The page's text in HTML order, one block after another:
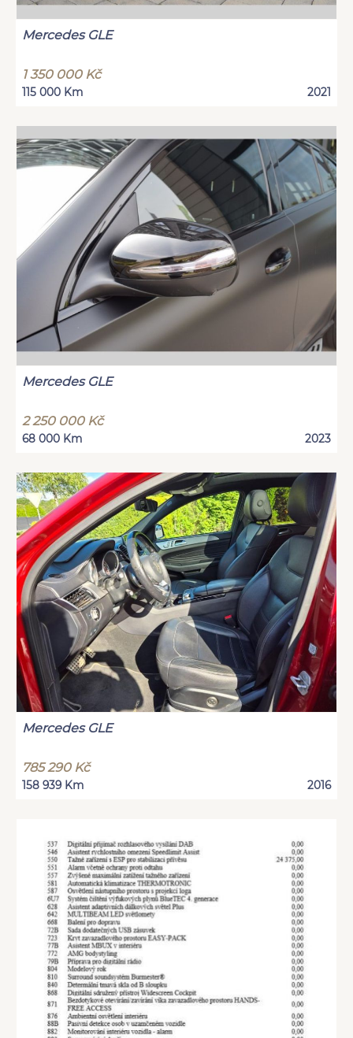
Mercedes GLE
1 350 000 Kč
115 000 Km 2021
Mercedes GLE
2 250 000 Kč
68 000 Km 2023
Mercedes GLE
785 290 Kč
158 939 Km 2016